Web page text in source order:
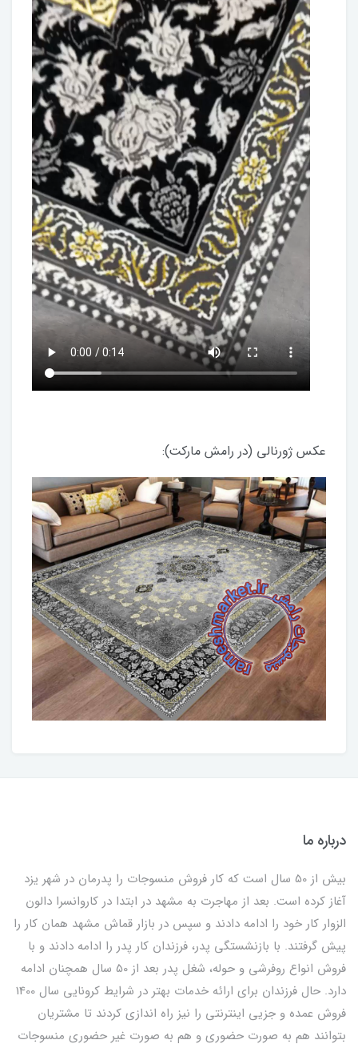
عکس ژورنالی (در رامش مارکت):
درباره ما
بیش از 50 سال است که کار فروش منسوجات را پدرمان در شهر یزد
آغاز کرده است. بعد از مهاجرت به مشهد در ابتدا در کاروانسرا دالون
الزوار کار خود را ادامه دادند و سپس در بازار قماش مشهد همان کار را
پیش گرفتند. با بازنشستگی پدر، فرزندان کار پدر را ادامه دادند و با
فروش انواع روفرشی و حوله، شغل پدر بعد از 50 سال همچنان ادامه
دارد. حال فرزندان برای ارائه خدمات بهتر در شرایط کرونایی سال 1400
فروش عمده و جزیی اینترنتی را نیز راه اندازی کردند تا مشتریان
بتوانند هم به صورت حضوری و هم به صورت غیر حضوری منسوجات